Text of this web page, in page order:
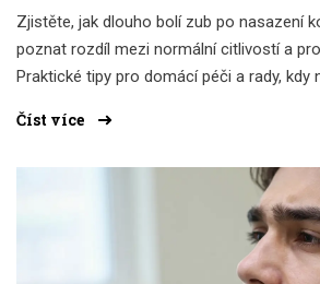
Zjistěte, jak dlouho bolí zub po nasazení
poznat rozdíl mezi normální citlivostí a
Praktické tipy pro domácí péči a rady, kdy
Číst více